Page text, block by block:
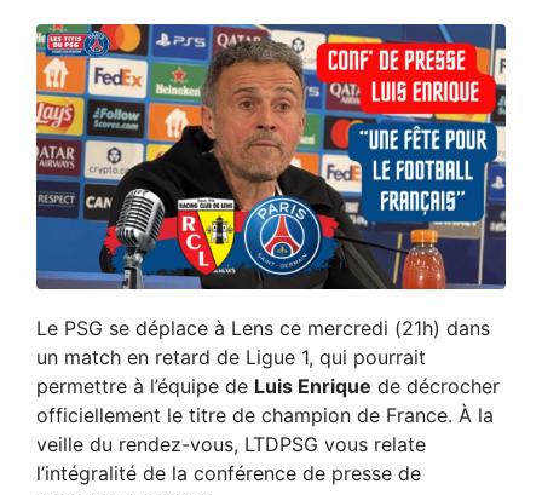
Le PSG se déplace à Lens ce mercredi (21h) dans
un match en retard de Ligue 1, qui pourrait
permettre à l’équipe de Luis Enrique de décrocher
officiellement le titre de champion de France. À la
veille du rendez-vous, LTDPSG vous relate
l’intégralité de la conférence de presse de